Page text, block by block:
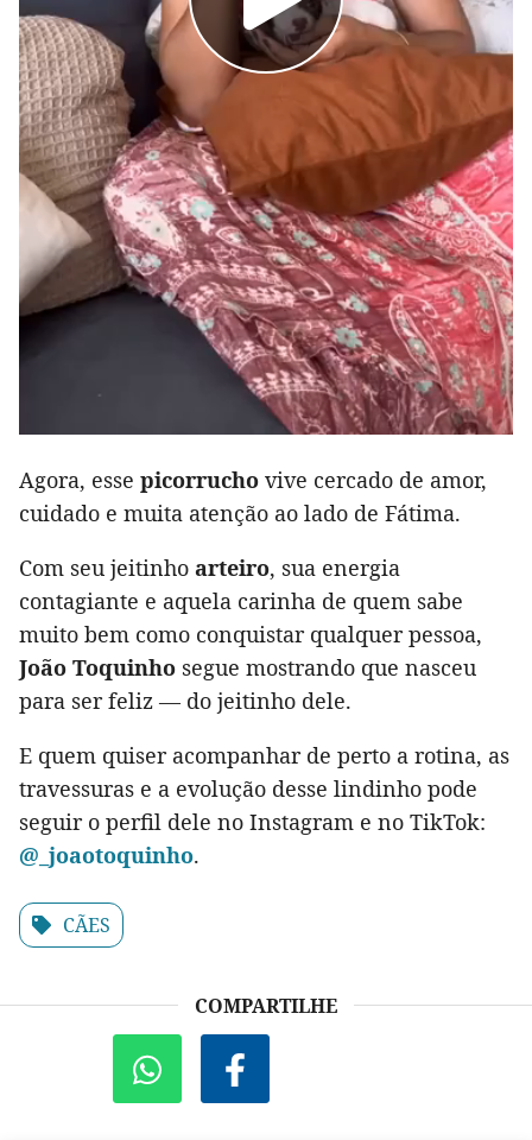
Agora, esse picorrucho vive cercado de amor,
cuidado e muita atenção ao lado de Fátima.
Com seu jeitinho arteiro, sua energia
contagiante e aquela carinha de quem sabe
muito bem como conquistar qualquer pessoa,
João Toquinho segue mostrando que nasceu
para ser feliz — do jeitinho dele.
E quem quiser acompanhar de perto a rotina, as
travessuras e a evolução desse lindinho pode
seguir o perfil dele no Instagram e no TikTok:
@_joaotoquinho.
CÃES
COMPARTILHE